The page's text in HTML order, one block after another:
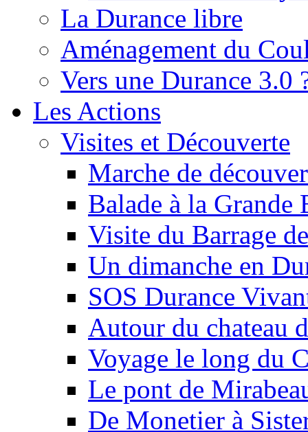
La Durance libre
Aménagement du
Vers une Durance 3.0
Les Actions
Visites et Découverte
Marche de
Balade à la Grande
Visite du Barrage
Un dimanche en
SOS Durance
Autour du chateau
Voyage le long du
Le pont de
De Monetier à